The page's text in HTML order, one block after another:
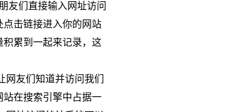
友们直接输入网址访问
击链接进入你的网站
累到一起来记录，这
友们知道并访问我们
在搜索引擎中占据一